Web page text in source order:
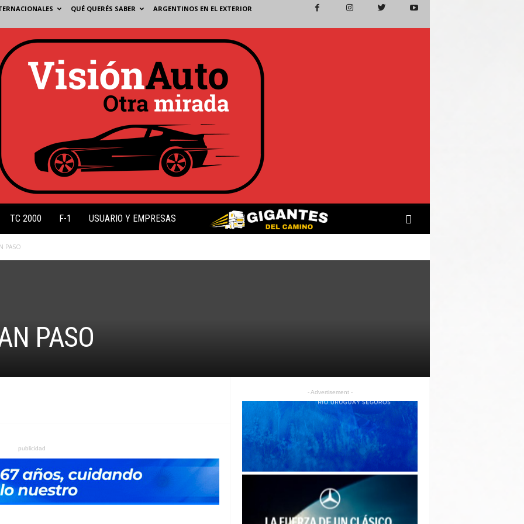
QUÉ QUERÉS SABER ARGENTINOS EN EL EXTERIOR
TC 2000 F-1 USUARIO Y EMPRESAS
PASO
PASO
publicidad
- Advertisement -